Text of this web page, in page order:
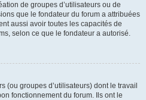
de groupes d’utilisateurs ou de
que le fondateur du forum a attribuées
aussi avoir toutes les capacités de
selon ce que le fondateur a autorisé.
(ou groupes d’utilisateurs) dont le travail
fonctionnement du forum. Ils ont le